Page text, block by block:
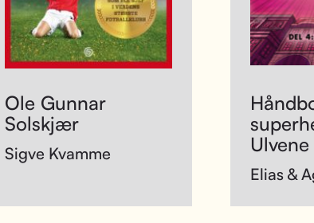
Ole Gunnar
Solskjær
Sigve Kvamme
Elias &